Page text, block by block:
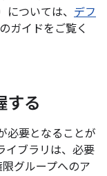
ついては、 デフ
のガイドをご覧く
する
必要となることが
イブラリは、必要
限グループへのア